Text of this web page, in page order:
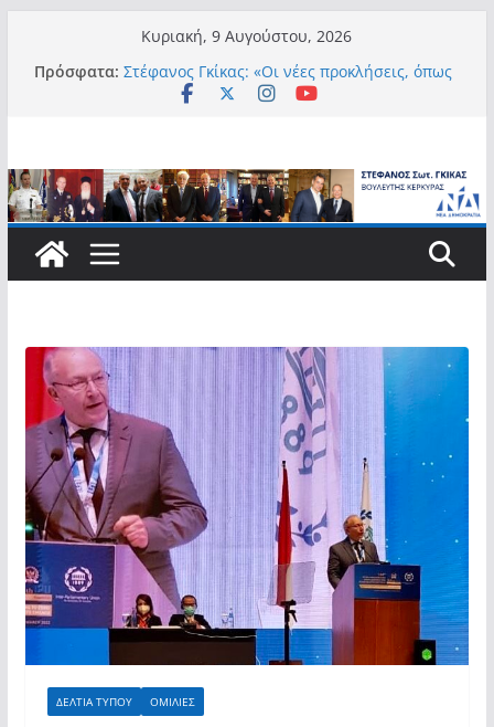
περιεχόμενο
Κυριακή, 9 Αυγούστου, 2026
Πρόσφατα: Στέφανος Γκίκας: «Οι νέες προκλήσεις, όπως
η τεχνητή νοημοσύνη, η κλιματική κρίση, η
απαντήσεις»
Στέφανος Γκίκας:
Στέφανος Γκίκας:
Στέφανος Γκίκας: «Η πρωτοβουλία “Smart
καθημερινότητάς τους»
Στέφανος Γκίκας: «Καλωσορίζω θερμά τους
911 νέους φοιτητές που επέλεξαν τα 6
Τμήματα της Κέρκυρας για τις σπουδές
τους»
ΔΕΛΤΙΑ ΤΥΠΟΥ ΟΜΙΛΙΕΣ